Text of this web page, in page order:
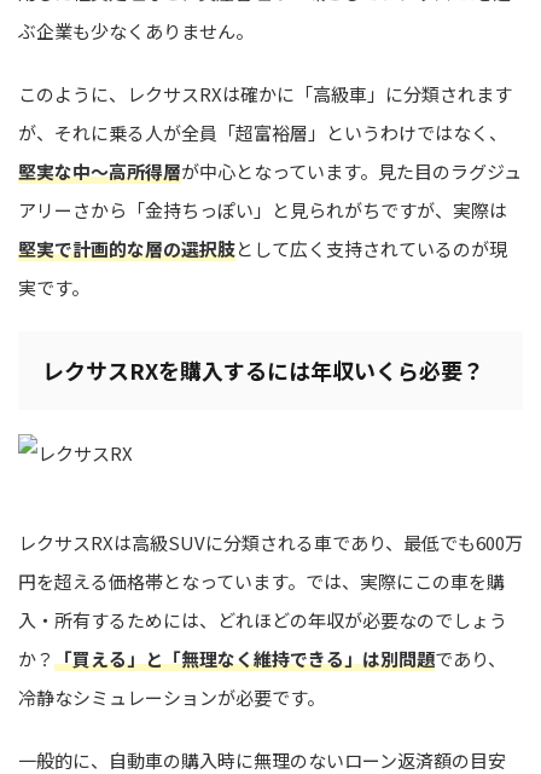
ぶ企業も少なくありません。
このように、レクサスRXは確かに「高級車」に分類されます
が、それに乗る人が全員「超富裕層」というわけではなく、
堅実な中〜高所得層が中心となっています。見た目のラグジュ
アリーさから「金持ちっぽい」と見られがちですが、実際は
堅実で計画的な層の選択肢として広く支持されているのが現
実です。
レクサスRXを購入するには年収いくら必要？
レクサスRXは高級SUVに分類される車であり、最低でも600万
円を超える価格帯となっています。では、実際にこの車を購
入・所有するためには、どれほどの年収が必要なのでしょう
か？「買える」と「無理なく維持できる」は別問題であり、
冷静なシミュレーションが必要です。
一般的に、自動車の購入時に無理のないローン返済額の目安